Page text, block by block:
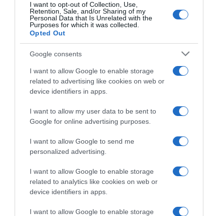
I want to opt-out of Collection, Use,
Retention, Sale, and/or Sharing of my
Personal Data that Is Unrelated with the
Purposes for which it was collected.
Opted Out
Google consents
I want to allow Google to enable storage
related to advertising like cookies on web or
device identifiers in apps.
I want to allow my user data to be sent to
Google for online advertising purposes.
I want to allow Google to send me
personalized advertising.
I want to allow Google to enable storage
related to analytics like cookies on web or
device identifiers in apps.
I want to allow Google to enable storage
ΕΛΛΗΝΟΤΟΥΡΚΙΚΑ
ΡΕΤΖΕΠ ΤΑΓΙΠ ΕΡΝΤΟΓΑΝ
ΤΟΥΡΚΙΑ
ΣΧΟΛΙΑ